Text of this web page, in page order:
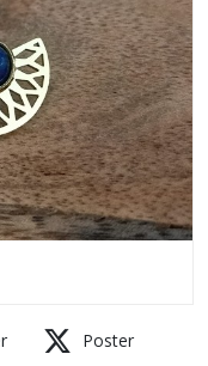
Poster